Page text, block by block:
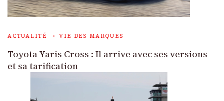
ACTUALITÉ VIE DES MARQUES
Toyota Yaris Cross : Il arrive avec ses versions
et sa tarification